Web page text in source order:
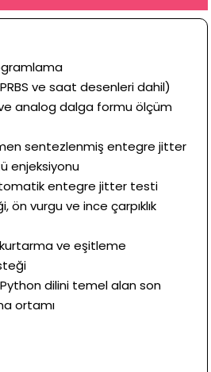
ve saat desenleri dahil)
ve analog dalga formu ölçüm
sentezlenmiş entegre jitter
enjeksiyonu
entegre jitter testi
ön vurgu ve ince çarpıklık
ve eşitleme
dilini temel alan son
ortamı